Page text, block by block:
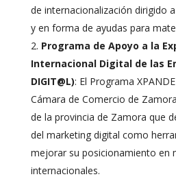
de internacionalización dirigido
y en forma de ayudas para
Programa de Apoyo a la
Internacional Digital de las
DIGIT@L): El Programa
Cámara de Comercio de
de la provincia de Zamora que
del marketing digital como
mejorar su posicionamiento en
internacionales.